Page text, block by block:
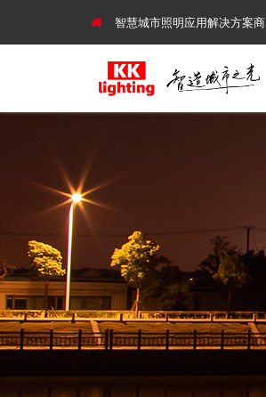
智慧城市照明应用解决方案商